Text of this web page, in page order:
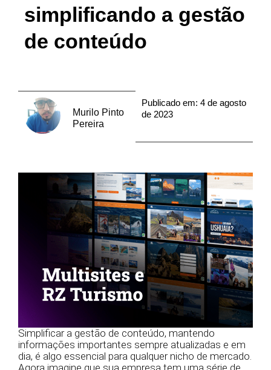
simplificando a gestão
de conteúdo
Murilo Pinto
Pereira
Publicado em: 4 de agosto
de 2023
Simplificar a gestão de conteúdo, mantendo
informações importantes sempre atualizadas e em
dia, é algo essencial para qualquer nicho de mercado.
Agora imagine que sua empresa tem uma série de